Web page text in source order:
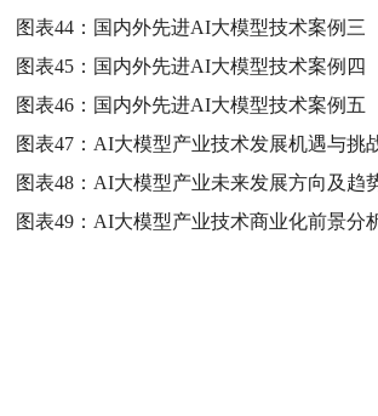
图表44： 国内外先进AI大模型技术案例三
图表45： 国内外先进AI大模型技术案例四
图表46： 国内外先进AI大模型技术案例五
图表47： AI大模型产业技术发展机遇与挑
图表48： AI大模型产业未来发展方向及趋
图表49： AI大模型产业技术商业化前景分